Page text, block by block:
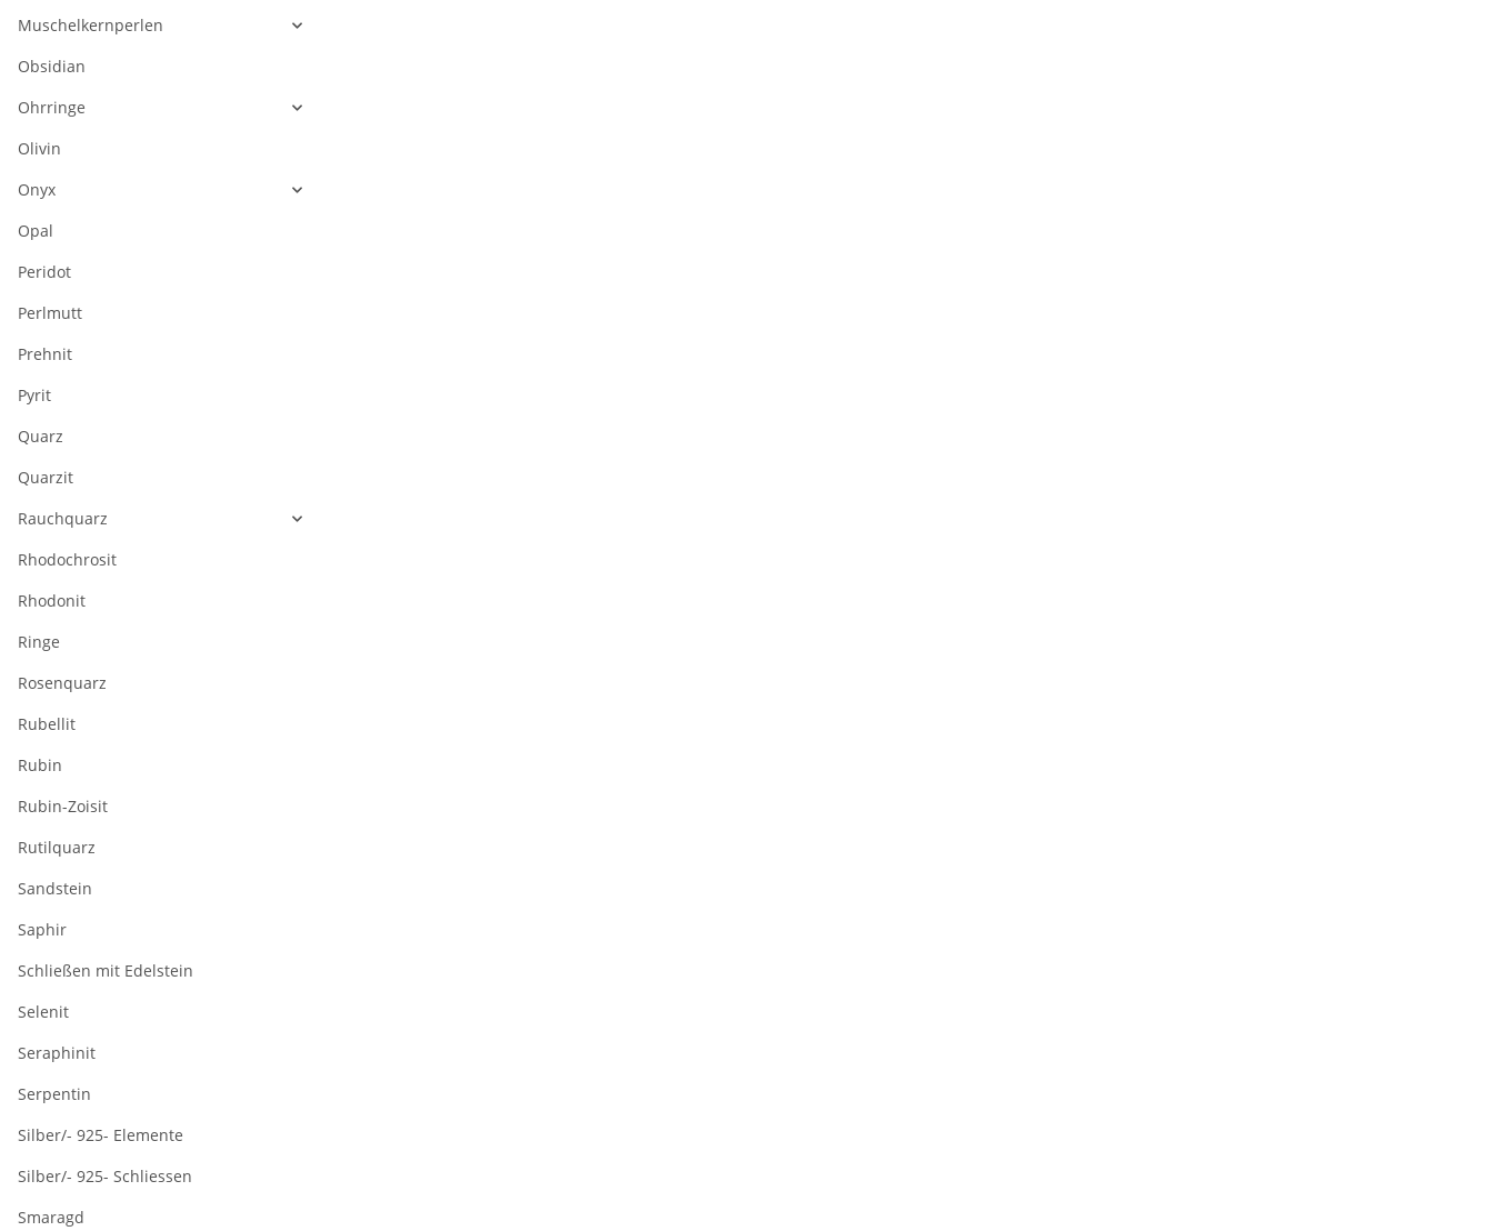
Muschelkernperlen
Obsidian
Ohrringe
Olivin
Onyx
Opal
Peridot
Perlmutt
Prehnit
Pyrit
Quarz
Quarzit
Rauchquarz
Rhodochrosit
Rhodonit
Ringe
Rosenquarz
Rubellit
Rubin
Rubin-Zoisit
Rutilquarz
Sandstein
Saphir
Schließen mit Edelstein
Selenit
Seraphinit
Serpentin
Silber/- 925- Elemente
Silber/- 925- Schliessen
Smaragd